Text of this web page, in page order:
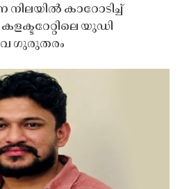
നിലയിൽ കാറോടിച്ച്
യുഡി
ഗുരുതരം